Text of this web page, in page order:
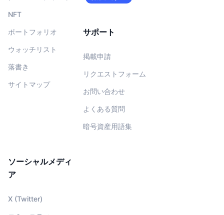
NFT
ポートフォリオ
ウォッチリスト
落書き
サイトマップ
サポート
掲載申請
リクエストフォーム
お問い合わせ
よくある質問
暗号資産用語集
ソーシャルメディ
ア
X (Twitter)